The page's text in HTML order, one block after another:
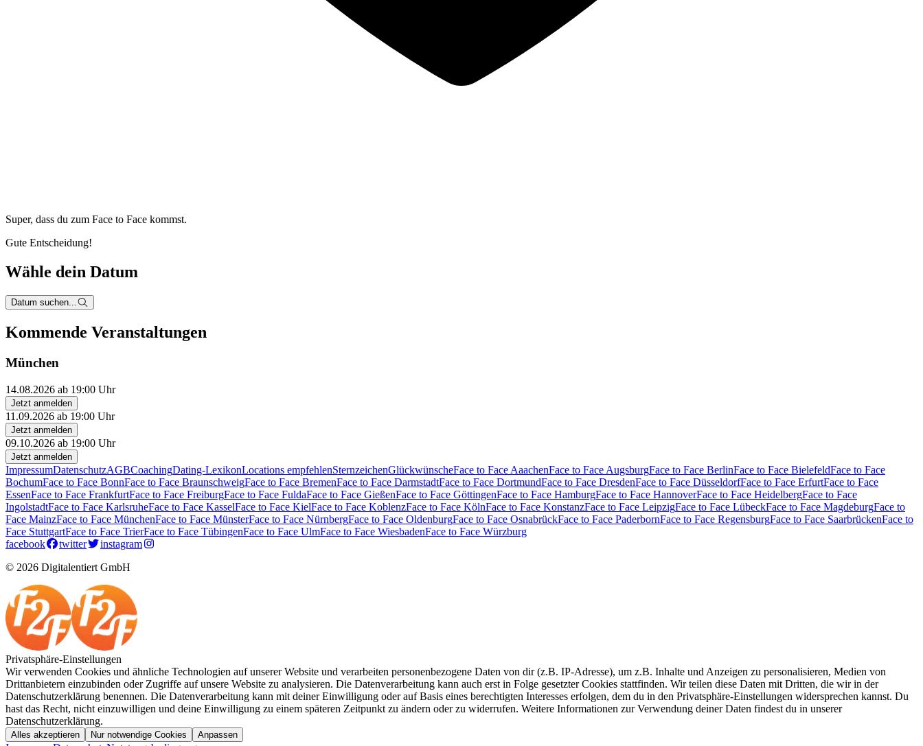
Super, dass du zum Face to Face kommst.
Gute Entscheidung!
Wähle dein Datum
Datum suchen...
Kommende Veranstaltungen
München
14.08.2026 ab 19:00 Uhr
Jetzt anmelden
11.09.2026 ab 19:00 Uhr
Jetzt anmelden
09.10.2026 ab 19:00 Uhr
Jetzt anmelden
ImpressumDatenschutzAGBCoachingDating-LexikonLocations empfehlenSternzeichenGlückwünscheFace to Face AaachenFace to Face AugsburgFace to Face BerlinFace to Face BielefeldFace to Face
BochumFace to Face BonnFace to Face BraunschweigFace to Face BremenFace to Face DarmstadtFace to Face DortmundFace to Face DresdenFace to Face DüsseldorfFace to Face ErfurtFace to Face
EssenFace to Face FrankfurtFace to Face FreiburgFace to Face FuldaFace to Face GießenFace to Face GöttingenFace to Face HamburgFace to Face HannoverFace to Face HeidelbergFace to Face
IngolstadtFace to Face KarlsruheFace to Face KasselFace to Face KielFace to Face KoblenzFace to Face KölnFace to Face KonstanzFace to Face LeipzigFace to Face LübeckFace to Face MagdeburgFace to
Face MainzFace to Face MünchenFace to Face MünsterFace to Face NürnbergFace to Face OldenburgFace to Face OsnabrückFace to Face PaderbornFace to Face RegensburgFace to Face SaarbrückenFace to
Face StuttgartFace to Face TrierFace to Face TübingenFace to Face UlmFace to Face WiesbadenFace to Face Würzburg
facebook
twitter
instagram
© 2026 Digitalentiert GmbH
Privatsphäre-Einstellungen
Wir verwenden Cookies und ähnliche Technologien auf unserer Website und verarbeiten personenbezogene Daten von dir (z.B. IP-Adresse), um z.B. Inhalte und Anzeigen zu personalisieren, Medien von
Drittanbietern einzubinden oder Zugriffe auf unsere Website zu analysieren. Die Datenverarbeitung kann auch erst in Folge gesetzter Cookies stattfinden. Wir teilen diese Daten mit Dritten, die wir in der
Datenschutzerklärung benennen. Die Datenverarbeitung kann mit deiner Einwilligung oder auf Basis eines berechtigten Interesses erfolgen, dem du in den Privatsphäre-Einstellungen widersprechen kannst. Du
hast das Recht, nicht einzuwilligen und deine Einwilligung zu einem späteren Zeitpunkt zu ändern oder zu widerrufen. Weitere Informationen zur Verwendung deiner Daten findest du in unserer
Datenschutzerklärung.
Alles akzeptieren Nur notwendige Cookies Anpassen